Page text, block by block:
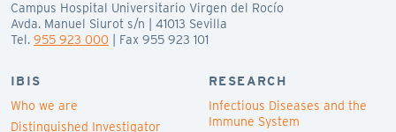
Campus Hospital Universitario Virgen del Rocío
Avda. Manuel Siurot s/n | 41013 Sevilla
Tel. 955 923 000 | Fax 955 923 101
IBIS
Who we are
Distinguished Investigator
RESEARCH
Infectious Diseases and the
Immune System